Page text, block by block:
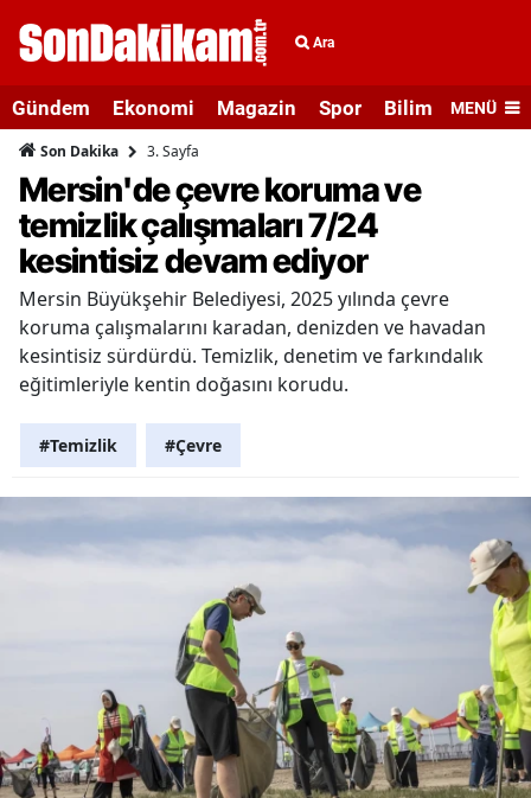
Ara
Gündem Ekonomi Magazin Spor Bilim veMENÜ
Son Dakika 3. Sayfa
Mersin'de çevre koruma ve
temizlik çalışmaları 7/24
kesintisiz devam ediyor
Mersin Büyükşehir Belediyesi, 2025 yılında çevre
koruma çalışmalarını karadan, denizden ve havadan
kesintisiz sürdürdü. Temizlik, denetim ve farkındalık
eğitimleriyle kentin doğasını korudu.
#Temizlik #Çevre